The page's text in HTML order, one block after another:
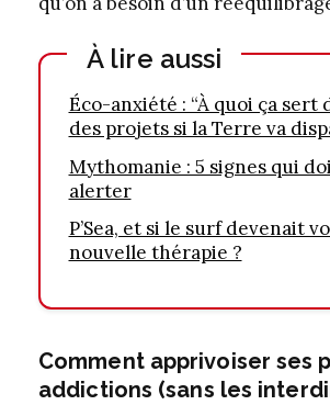
À lire aussi
Éco-anxiété : “À quoi ça sert
des projets si la Terre va
Mythomanie : 5 signes qui
alerter
P’Sea, et si le surf devenait
nouvelle thérapie ?
Comment apprivoiser ses
addictions (sans les